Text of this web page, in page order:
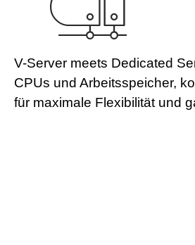
V-Server meets Dedicated
CPUs und Arbeitsspeicher,
für maximale Flexibilität und